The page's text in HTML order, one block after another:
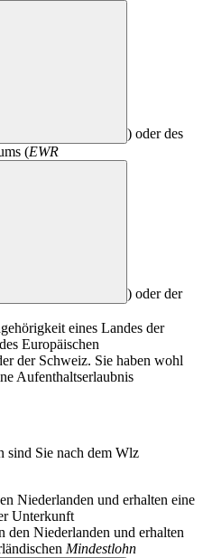
) oder des
(EWR
) oder der
eines Landes der
Europäischen
der Schweiz. Sie haben wohl
Aufenthaltserlaubnis
sind Sie nach dem Wlz
Niederlanden und erhalten eine
Unterkunft
den Niederlanden und erhalten
Mindestlohn